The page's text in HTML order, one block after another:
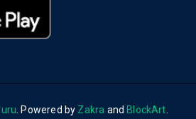
. Powered by Zakra and BlockArt